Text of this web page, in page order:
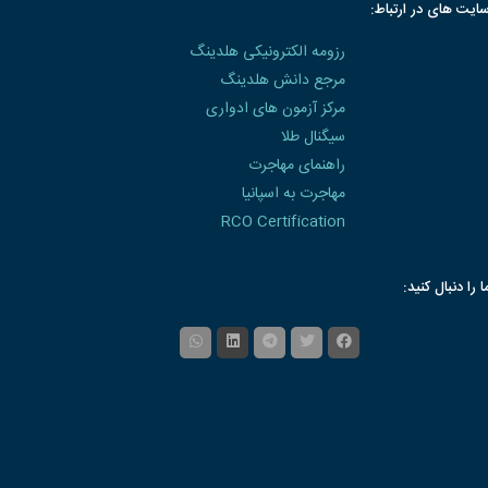
های در ارتباط:
رزومه الکترونیکی هلدینگ
مرجع دانش هلدینگ
مرکز آزمون های ادواری
سیگنال طلا
راهنمای مهاجرت
مهاجرت به اسپانیا
RCO Certification
را دنبال کنید: